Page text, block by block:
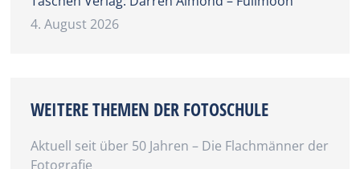
4. August 2026
WEITERE THEMEN DER FOTOSCHULE
Aktuell seit über 50 Jahren – Die Flachmänner der
Fotografie